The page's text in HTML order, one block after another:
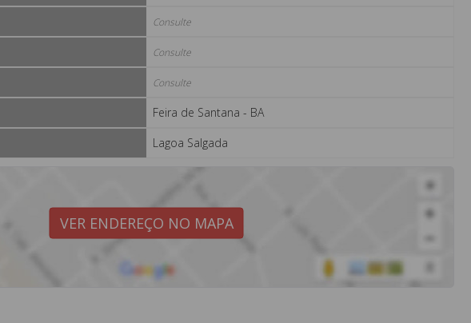
Consulte
Consulte
Consulte
Feira de Santana - BA
Lagoa Salgada
VER ENDEREÇO NO MAPA